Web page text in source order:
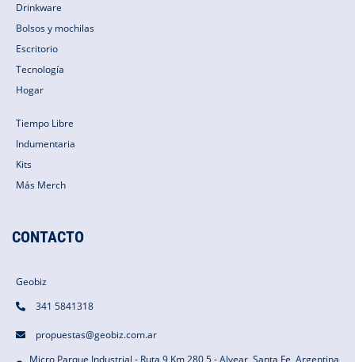
Drinkware
Bolsos y mochilas
Escritorio
Tecnología
Hogar
Tiempo Libre
Indumentaria
Kits
Más Merch
CONTACTO
Geobiz
341 5841318
propuestas@geobiz.com.ar
Micro Parque Industrial - Ruta 9 Km 280,5 - Alvear, Santa Fe, Argentina